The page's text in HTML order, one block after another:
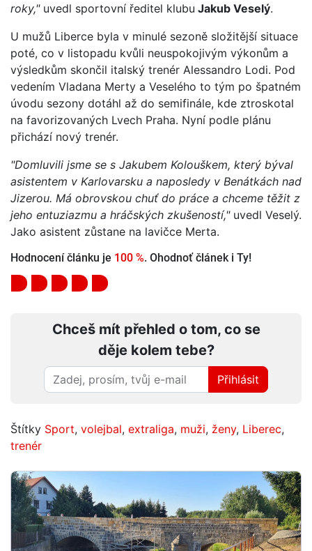
roky," uvedl sportovní ředitel klubu Jakub Veselý.
U mužů Liberce byla v minulé sezoně složitější situace
poté, co v listopadu kvůli neuspokojivým výkonům a
výsledkům skončil italský trenér Alessandro Lodi. Pod
vedením Vladana Merty a Veselého to tým po špatném
úvodu sezony dotáhl až do semifinále, kde ztroskotal
na favorizovaných Lvech Praha. Nyní podle plánu
přichází nový trenér.
"Domluvili jsme se s Jakubem Kolouškem, který býval
asistentem v Karlovarsku a naposledy v Benátkách nad
Jizerou. Má obrovskou chuť do práce a chceme těžit z
jeho entuziazmu a hráčských zkušeností,"uvedl Veselý.
Jako asistent zůstane na lavičce Merta.
Hodnocení článku je 100 %. Ohodnoť článek i Ty!
Chceš mít přehled o tom, co se
děje kolem tebe?
Přihlásit
Štítky Sport, volejbal, extraliga, muži, ženy, Liberec,
trenér